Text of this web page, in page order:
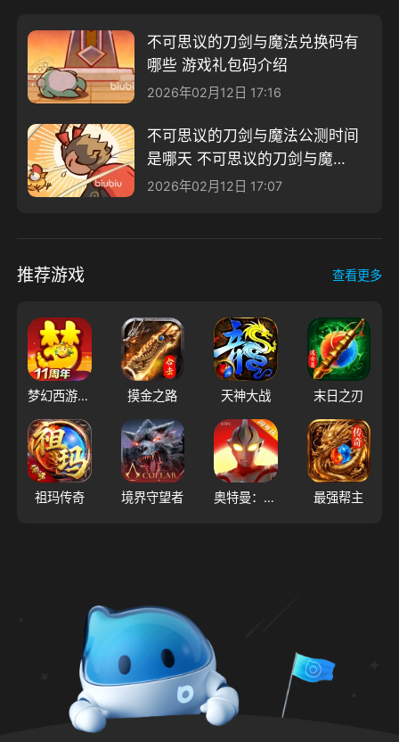
不可思议的刀剑与魔法兑换码有
哪些 游戏礼包码介绍
2026年02月12日 17:16
不可思议的刀剑与魔法公测时间
是哪天 不可思议的刀剑与魔法
公测时间介绍
2026年02月12日 17:07
推荐游戏 查看更多
梦幻西游（大陆服） 摸金之路 天神大战 末日之刃
祖玛传奇 境界守望者 奥特曼：超时空英雄 最强帮主